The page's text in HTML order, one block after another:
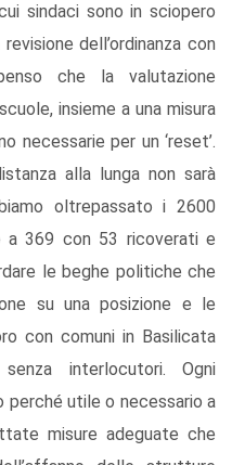
sindaci sono in sciopero
dell’ordinanza con
che la valutazione
insieme a una misura
necessarie per un ‘reset’.
alla lunga non sarà
oltrepassato i 2600
a 369 con 53 ricoverati e
le beghe politiche che
su una posizione e le
con comuni in Basilicata
interlocutori. Ogni
utile o necessario a
misure adeguate che